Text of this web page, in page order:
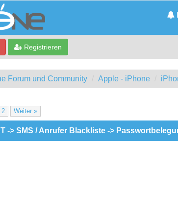
Registrieren
Forum und Community Apple - iPhone
2 Weiter »
-> SMS / Anrufer Blackliste ->